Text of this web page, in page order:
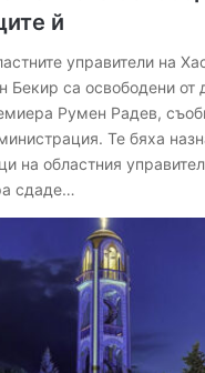
й
управители на
Бекир са освободени от
Румен Радев,
Те бяха
на областния
сдаде…